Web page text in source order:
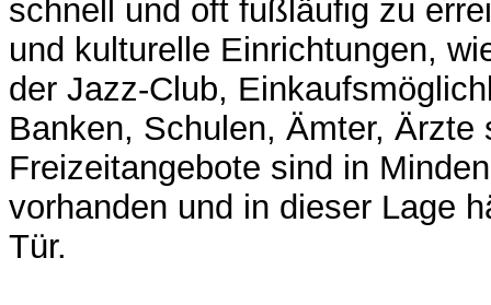
schnell und oft fußläufig zu
und kulturelle Einrichtungen,
der Jazz-Club,
Banken, Schulen, Ämter, Ärzte
Freizeitangebote sind in
vorhanden und in dieser Lage
Tür.